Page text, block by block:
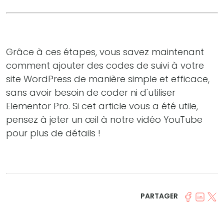
Grâce à ces étapes, vous savez maintenant
comment ajouter des codes de suivi à votre
site WordPress de manière simple et efficace,
sans avoir besoin de coder ni d'utiliser
Elementor Pro. Si cet article vous a été utile,
pensez à jeter un œil à notre vidéo YouTube
pour plus de détails !
PARTAGER